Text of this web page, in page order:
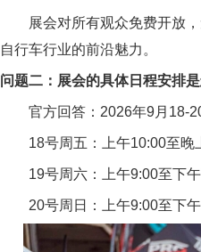
展会对所有观众免费开放，
自行车行业的前沿魅力。
问题二：展会的具体日程安排
官方回答：2026年9月18-
18号周五：上午10:00至晚
19号周六：上午9:00至下午
20号周日：上午9:00至下午